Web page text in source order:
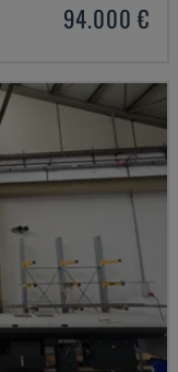
94.000 €